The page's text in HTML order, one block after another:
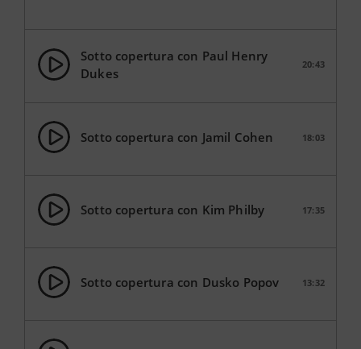
Sotto copertura con Paul Henry
Dukes
20:43
Sotto copertura con Jamil Cohen 18:03
Sotto copertura con Kim Philby 17:35
Sotto copertura con Dusko Popov 13:32